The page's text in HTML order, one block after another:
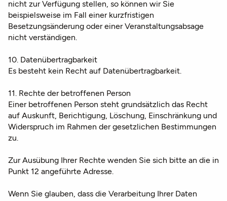
nicht zur Verfügung stellen, so können wir Sie
beispielsweise im Fall einer kurzfristigen
Besetzungsänderung oder einer Veranstaltungsabsage
nicht verständigen.
10. Datenübertragbarkeit
Es besteht kein Recht auf Datenübertragbarkeit.
11. Rechte der betroffenen Person
Einer betroffenen Person steht grundsätzlich das Recht
auf Auskunft, Berichtigung, Löschung, Einschränkung und
Widerspruch im Rahmen der gesetzlichen Bestimmungen
zu.
Zur Ausübung Ihrer Rechte wenden Sie sich bitte an die in
Punkt 12 angeführte Adresse.
Wenn Sie glauben, dass die Verarbeitung Ihrer Daten